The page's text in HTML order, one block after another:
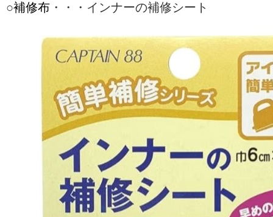
○補修布 ・・・インナーの補修シート